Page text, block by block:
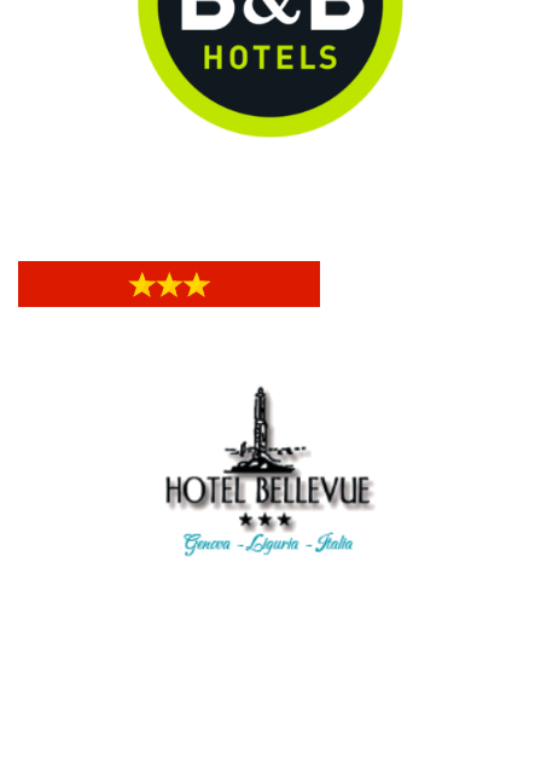
B&B Hotel City Center
B&B Hotel City Center